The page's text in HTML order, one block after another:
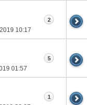
10:17
2
01:57
5
1